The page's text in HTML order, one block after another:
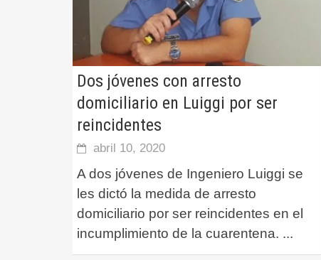
Dos jóvenes con arresto
domiciliario en Luiggi por ser
reincidentes
abril 10, 2020
A dos jóvenes de Ingeniero Luiggi se
les dictó la medida de arresto
domiciliario por ser reincidentes en el
incumplimiento de la cuarentena. ...